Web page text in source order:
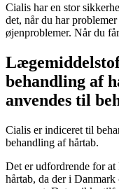
Cialis har en stor
det, når du har
øjenproblemer. Når du
behandling af
anvendes til
Cialis er indiceret til
behandling af hårtab.
Det er udfordrende for
hårtab, da der i